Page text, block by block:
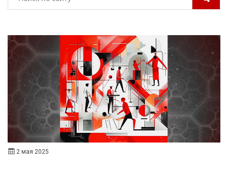
2 мая 2025